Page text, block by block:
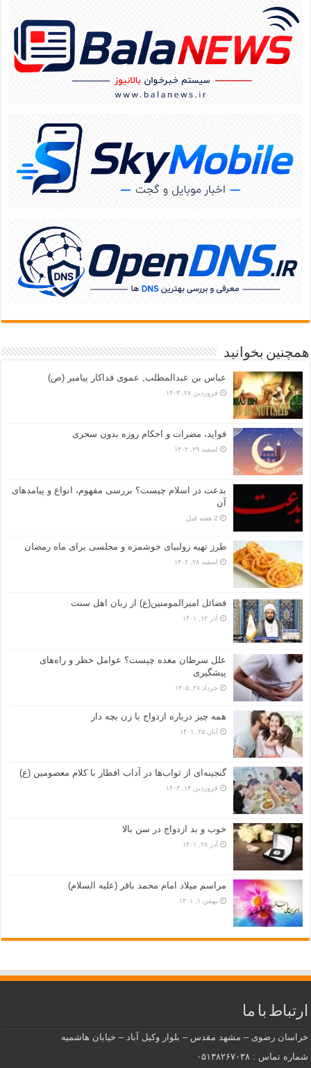
همچنین بخوانید
عباس بن عبدالمطلب, عموی فداکار پیامبر (ص)
فروردین ۲۸, ۱۴۰۳
فواید، مضرات و احکام روزه بدون سحری
اسفند ۲۹, ۱۴۰۲
بدعت در اسلام چیست؟ بررسی مفهوم، انواع و پیامدهای
آن
2 هفته قبل
طرز تهیه زولبیای خوشمزه و مجلسی برای ماه رمضان
اسفند ۲۸, ۱۴۰۲
فضائل امیرالمومنین(ع) از زبان اهل سنت
آذر ۱۲, ۱۴۰۱
علل سرطان معده چیست؟ عوامل خطر و راه‌های
پیشگیری
خرداد ۲۸, ۱۴۰۵
همه چیز درباره ازدواج با زن بچه دار
آبان ۲۵, ۱۴۰۱
گنجینه‌ای از ثواب‌ها در آداب افطار با کلام معصومین (ع)
فروردین ۱۴, ۱۴۰۳
خوب و بد ازدواج در سن بالا
آذر ۲۸, ۱۴۰۱
مراسم میلاد امام محمد باقر (علیه السلام)
بهمن ۱, ۱۴۰۱
ارتباط با ما
خراسان رضوی – مشهد مقدس – بلوار وکیل آباد – خیابان هاشمیه
شماره تماس : ۰۵۱۳۸۲۶۷۰۳۸